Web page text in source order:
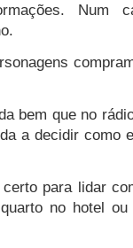
Num
bem que no
a decidir como
para lidar
no hotel